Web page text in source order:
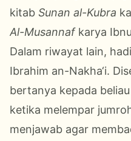
kitab Sunan al-Kubra
Al-Musannafkarya
Dalam riwayat lain,
Ibrahim an-Nakha‘i.
bertanya kepada
ketika melempar
menjawab agar